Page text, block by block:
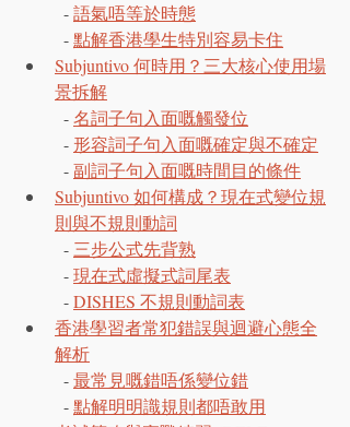
  -
語氣唔等於時態
  -
點解香港學生特別容易卡住
Subjuntivo 何時用？三大核心使用場
景拆解
  -
名詞子句入面嘅觸發位
  -
形容詞子句入面嘅確定與不確定
  -
副詞子句入面嘅時間目的條件
Subjuntivo 如何構成？現在式變位規
則與不規則動詞
  -
三步公式先背熟
  -
現在式虛擬式詞尾表
  -
DISHES 不規則動詞表
香港學習者常犯錯誤與迴避心態全
解析
  -
最常見嘅錯唔係變位錯
  -
點解明明識規則都唔敢用